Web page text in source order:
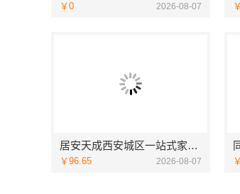
￥0 2026-08-07
居安天成西安城区一站式家装设计，毛坯房自有施工队
￥96.65 2026-08-07